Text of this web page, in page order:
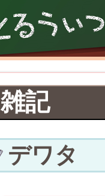
雑記
デワタ